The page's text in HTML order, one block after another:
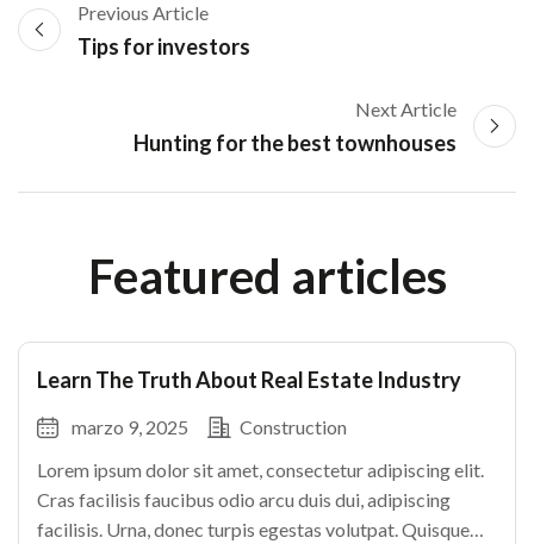
Previous Article
Tips for investors
Next Article
Hunting for the best townhouses
Featured articles
Learn The Truth About Real Estate Industry
marzo 9, 2025
Construction
Lorem ipsum dolor sit amet, consectetur adipiscing elit.
Cras facilisis faucibus odio arcu duis dui, adipiscing
facilisis. Urna, donec turpis egestas volutpat. Quisque